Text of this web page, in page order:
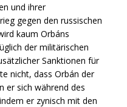
und ihrer
gegen den russischen
kaum Orbáns
der militärischen
Sanktionen für
nicht, dass Orbán der
er sich während des
er zynisch mit den